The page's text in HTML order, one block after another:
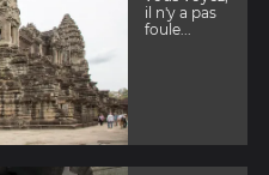
il n'y a pas
foule...